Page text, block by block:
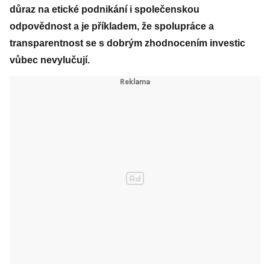
důraz na etické podnikání i společenskou
odpovědnost a je příkladem, že spolupráce a
transparentnost se s dobrým zhodnocením investic
vůbec nevylučují.